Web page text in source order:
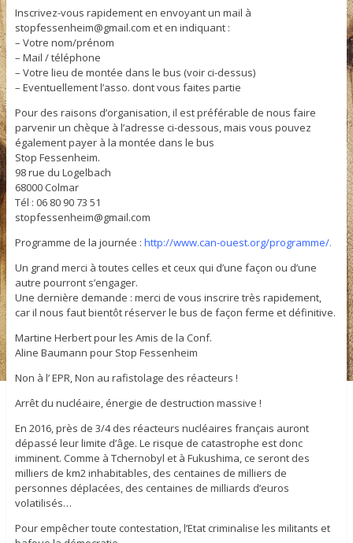
Inscrivez-vous rapidement en envoyant un mail à
stopfessenheim@gmail.com et en indiquant :
– Votre nom/prénom
– Mail / téléphone
– Votre lieu de montée dans le bus (voir ci-dessus)
– Eventuellement l’asso. dont vous faites partie
Pour des raisons d’organisation, il est préférable de nous faire
parvenir un chèque à l’adresse ci-dessous, mais vous pouvez
également payer à la montée dans le bus
Stop Fessenheim.
98 rue du Logelbach
68000 Colmar
Tél : 06 80 90 73 51
stopfessenheim@gmail.com
Programme de la journée : http://www.can-ouest.org/programme/.
Un grand merci à toutes celles et ceux qui d’une façon ou d’une
autre pourront s’engager.
Une dernière demande : merci de vous inscrire très rapidement,
car il nous faut bientôt réserver le bus de façon ferme et définitive.
Martine Herbert pour les Amis de la Conf.
Aline Baumann pour Stop Fessenheim
Non à l’ EPR, Non au rafistolage des réacteurs !
Arrêt du nucléaire, énergie de destruction massive !
En 2016, près de 3/4 des réacteurs nucléaires français auront
dépassé leur limite d’âge. Le risque de catastrophe est donc
imminent. Comme à Tchernobyl et à Fukushima, ce seront des
milliers de km2 inhabitables, des centaines de milliers de
personnes déplacées, des centaines de milliards d’euros
volatilisés…
Pour empêcher toute contestation, l’Etat criminalise les militants et